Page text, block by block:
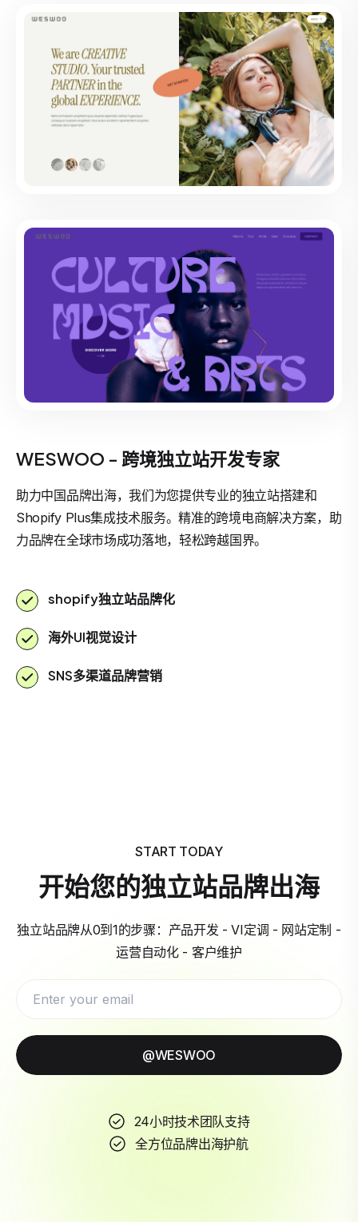
WESWOO - 跨境独立站开发专家
助力中国品牌出海，我们为您提供专业的独立站搭建和
Shopify Plus集成技术服务。精准的跨境电商解决方案，助
力品牌在全球市场成功落地，轻松跨越国界。
shopify独立站品牌化
海外UI视觉设计
SNS多渠道品牌营销
START TODAY
开始您的独立站品牌出海
独立站品牌从0到1的步骤：产品开发 - VI定调 - 网站定制 -
运营自动化 - 客户维护
@WESWOO
24小时技术团队支持
全方位品牌出海护航